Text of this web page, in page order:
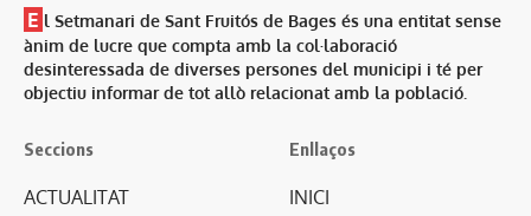
E l Setmanari de Sant Fruitós de Bages és una entitat sense
ànim de lucre que compta amb la col·laboració
desinteressada de diverses persones del municipi i té per
objectiu informar de tot allò relacionat amb la població.
Seccions
ACTUALITAT
Enllaços
INICI